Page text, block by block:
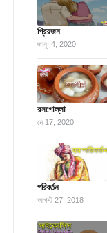
প্রিয়জন
জানু. 4, 2020
রসগোল্লা
মে 17, 2020
পরিবর্তন
আগস্ট 27, 2018